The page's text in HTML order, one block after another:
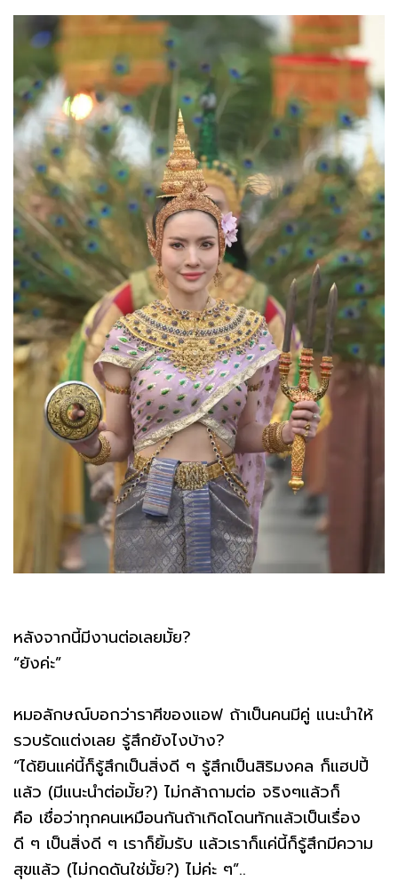
หลังจากนี้มีงานต่อเลยมั้ย?
“ยังค่ะ”
หมอลักษณ์บอกว่าราศีของแอฟ ถ้าเป็นคนมีคู่ แนะนำให้
รวบรัดแต่งเลย รู้สึกยังไงบ้าง?
“ได้ยินแค่นี้ก็รู้สึกเป็นสิ่งดี ๆ รู้สึกเป็นสิริมงคล ก็แฮปปี้
แล้ว (มีแนะนำต่อมั้ย?) ไม่กล้าถามต่อ จริงๆแล้วก็
คือ เชื่อว่าทุกคนเหมือนกันถ้าเกิดโดนทักแล้วเป็นเรื่อง
ดี ๆ เป็นสิ่งดี ๆ เราก็ยิ้มรับ แล้วเราก็แค่นี้ก็รู้สึกมีความ
สุขแล้ว (ไม่กดดันใช่มั้ย?) ไม่ค่ะ ๆ”..